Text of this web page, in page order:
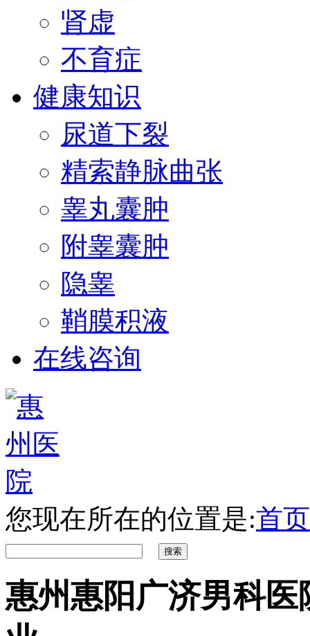
肾虚
不育症
健康知识
尿道下裂
精索静脉曲张
睾丸囊肿
附睾囊肿
隐睾
鞘膜积液
在线咨询
您现在所在的位置是:首页
惠州惠阳广济男科